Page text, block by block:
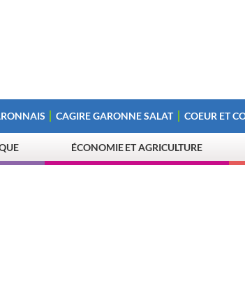
CAGIRE GARONNE SALAT COEUR ET
ÉCONOMIE ET AGRICULTURE